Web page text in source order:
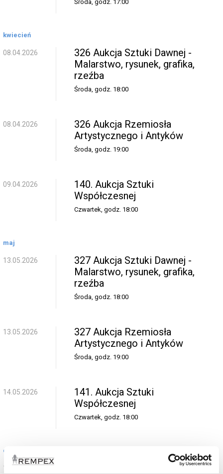
Środa, godz. 17:00
kwiecień
08.04.2026
326 Aukcja Sztuki Dawnej -
Malarstwo, rysunek, grafika,
rzeźba
Środa, godz. 18:00
08.04.2026
326 Aukcja Rzemiosła
Artystycznego i Antyków
Środa, godz. 19:00
09.04.2026
140. Aukcja Sztuki
Współczesnej
Czwartek, godz. 18:00
maj
13.05.2026
327 Aukcja Sztuki Dawnej -
Malarstwo, rysunek, grafika,
rzeźba
Środa, godz. 18:00
13.05.2026
327 Aukcja Rzemiosła
Artystycznego i Antyków
Środa, godz. 19:00
14.05.2026
141. Aukcja Sztuki
Współczesnej
Czwartek, godz. 18:00
czerwiec
17.06.2026
328 Aukcja Sztuki Dawnej -